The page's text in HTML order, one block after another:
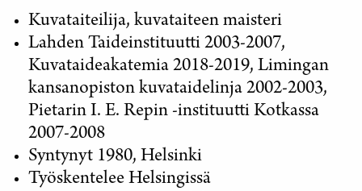
Kuvataiteilija, kuvataiteen maisteri
Lahden Taideinstituutti 2003-2007,
Kuvataideakatemia 2018-2019, Limingan
kansanopiston kuvataidelinja 2002-2003,
Pietarin I. E. Repin -instituutti Kotkassa
2007-2008
Syntynyt 1980, Helsinki
Työskentelee Helsingissä